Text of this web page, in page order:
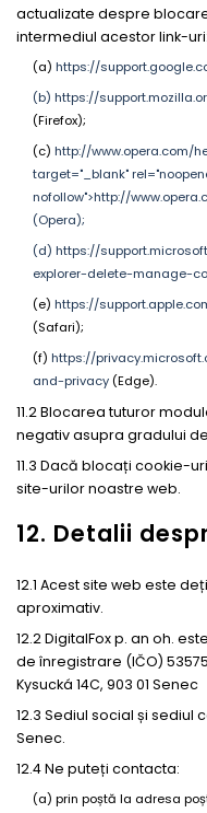
actualizate despre
intermediul acestor link-uri:
(a) https://
(b) https://
(Firefox);
(c) http://www.opera.com/
target="_blank"
nofollow">http://
(Opera);
(d) https://
explorer-delete-manage-
(e) https://
(Safari);
(f) https://
and-privacy (Edge).
11.2 Blocarea tuturor
negativ asupra gradului
11.3 Dacă blocați cookie-
site-urilor noastre web.
12. Detalii
12.1 Acest site web este
aproximativ.
12.2 DigitalFox p. an oh.
de înregistrare (IČO)
Kysucká 14C, 903 01 Senec
12.3 Sediul social și sediul
Senec.
12.4 Ne puteți contacta:
(a) prin poștă la adresa